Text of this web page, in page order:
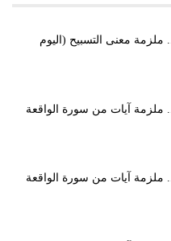
ملزمة معنى التسبيح (اليوم
ملزمة آيات من سورة الواقعة
ملزمة آيات من سورة الواقعة